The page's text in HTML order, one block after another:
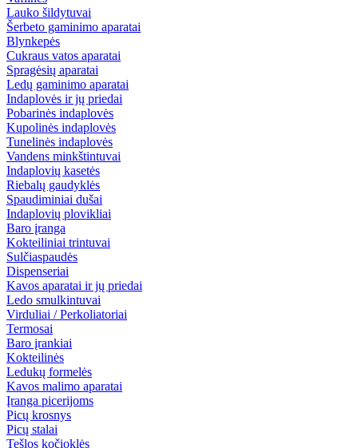
Lauko šildytuvai
Šerbeto gaminimo aparatai
Blynkepės
Cukraus vatos aparatai
Spragėsių aparatai
Ledų gaminimo aparatai
Indaplovės ir jų priedai
Pobarinės indaplovės
Kupolinės indaplovės
Tunelinės indaplovės
Vandens minkštintuvai
Indaplovių kasetės
Riebalų gaudyklės
Spaudiminiai dušai
Indaplovių plovikliai
Baro įranga
Kokteiliniai trintuvai
Sulčiaspaudės
Dispenseriai
Kavos aparatai ir jų priedai
Ledo smulkintuvai
Virduliai / Perkoliatoriai
Termosai
Baro įrankiai
Kokteilinės
Ledukų formelės
Kavos malimo aparatai
Įranga picerijoms
Picų krosnys
Picų stalai
Tešlos kočioklės